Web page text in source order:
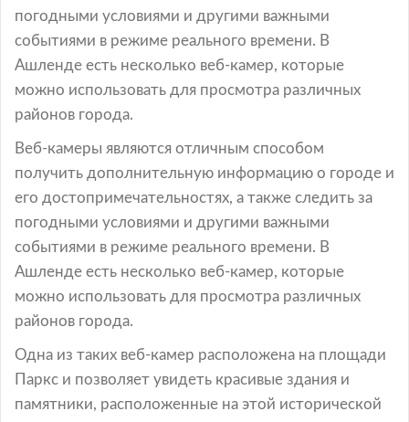
погодными условиями и другими важными
событиями в режиме реального времени. В
Ашленде есть несколько веб-камер, которые
можно использовать для просмотра различных
районов города.
Веб-камеры являются отличным способом
получить дополнительную информацию о городе и
его достопримечательностях, а также следить за
погодными условиями и другими важными
событиями в режиме реального времени. В
Ашленде есть несколько веб-камер, которые
можно использовать для просмотра различных
районов города.
Одна из таких веб-камер расположена на площади
Паркс и позволяет увидеть красивые здания и
памятники, расположенные на этой исторической